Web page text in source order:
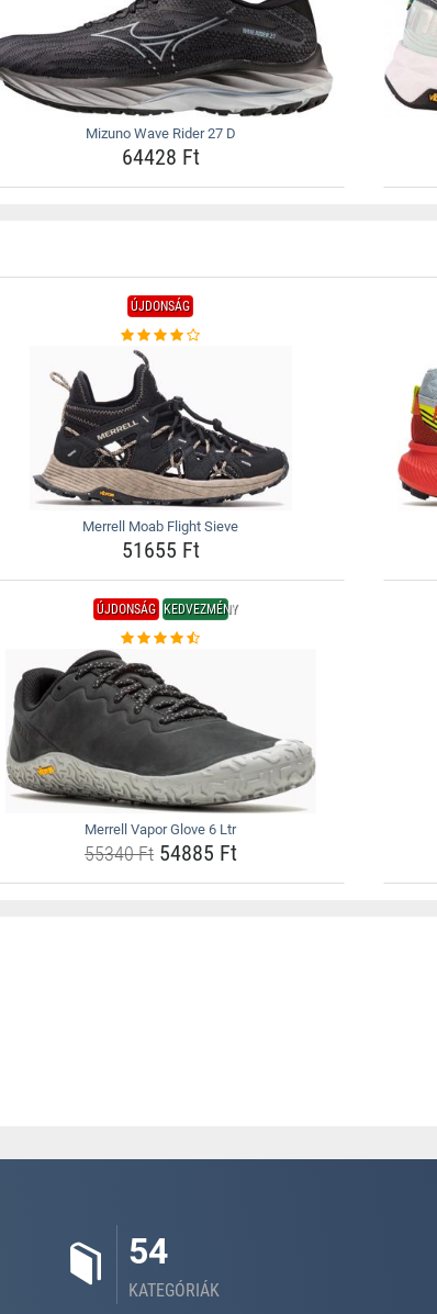
Mizuno Wave Rider 27 D
64428 Ft
ÚJDONSÁG
Merrell Moab Flight Sieve
51655 Ft
ÚJDONSÁG KEDVEZMÉNY
Merrell Vapor Glove 6 Ltr
55340 Ft54885 Ft
54
KATEGÓRIÁK